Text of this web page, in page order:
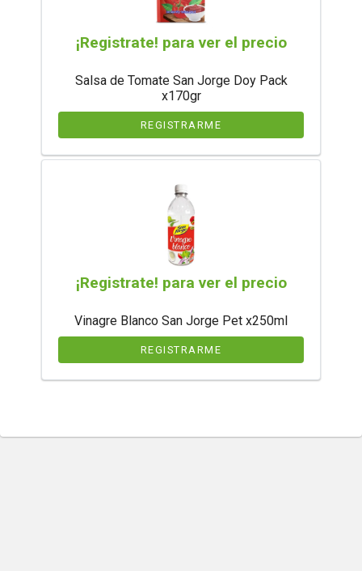
¡Registrate! para ver el precio
Salsa de Tomate San Jorge Doy Pack
x170gr
REGISTRARME
¡Registrate! para ver el precio
Vinagre Blanco San Jorge Pet x250ml
REGISTRARME